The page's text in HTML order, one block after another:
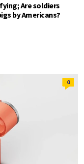
Are soldiers
by Americans?
0